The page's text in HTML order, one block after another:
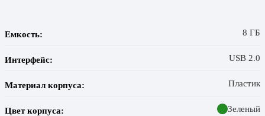
Емкость: 8 ГБ
Интерфейс: USB 2.0
Материал корпуса: Пластик
Цвет корпуса: Зеленый